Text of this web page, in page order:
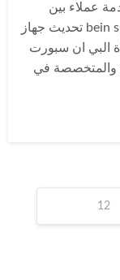
عملاء بين
سبورت الكويت تجديد اشتراك bein sport kuwait تحديث جهاز
البي ان سبورت
والمتخصصة في
12